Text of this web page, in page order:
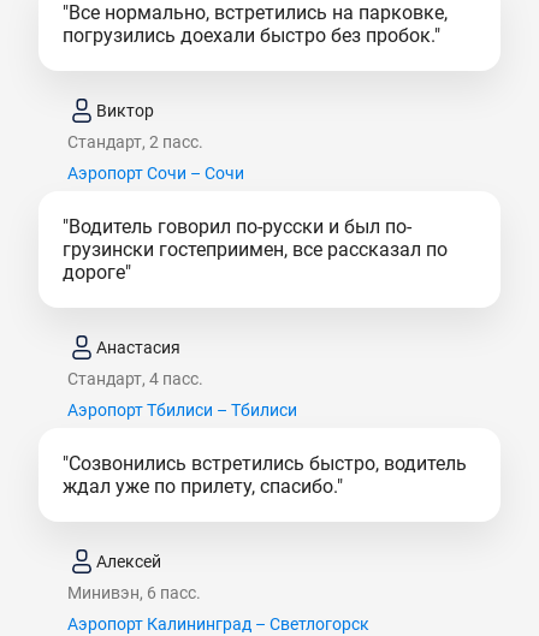
"Все нормально, встретились на парковке,
погрузились доехали быстро без пробок."
Виктор
Стандарт, 2 пасс.
Аэропорт Сочи – Сочи
"Водитель говорил по-русски и был по-
грузински гостеприимен, все рассказал по
дороге"
Анастасия
Стандарт, 4 пасс.
Аэропорт Тбилиси – Тбилиси
"Созвонились встретились быстро, водитель
ждал уже по прилету, спасибо."
Алексей
Минивэн, 6 пасс.
Аэропорт Калининград – Светлогорск